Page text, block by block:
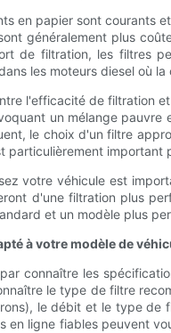
en papier sont
généralement plus
de filtration, les filtres
les moteurs diesel où
l'efficacité de filtration
un mélange
le choix d'un filtre
votre véhicule est
d'une filtration plus
et un modèle plus
à votre modèle de
connaître les
le type de filtre
le débit et le type de
en ligne fiables peuvent